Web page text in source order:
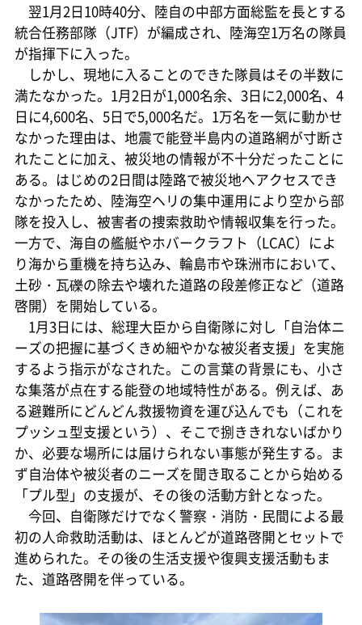
翌1月2日10時40分、陸自の中部方面総監を長とする
統合任務部隊（JTF）が編成され、陸海空1万名の隊員
が指揮下に入った。
しかし、現地に入ることのできた隊員はその半数に
満たなかった。1月2日が1,000名余、3日に2,000名、4
日に4,600名、5日で5,000名だ。1万名を一気に動かせ
なかった理由は、地震で能登半島内の道路網が寸断さ
れたことに加え、被災地の情報が不十分だったことに
ある。はじめの2日間は陸路で被災地へアクセスでき
なかったため、陸海空ヘリの集中運用により空から部
隊を投入し、被害者の捜索救助や情報収集を行った。
一方で、海自の艦艇やホバークラフト（LCAC）によ
り海から重機を持ち込み、輪島市や珠洲市において、
土砂・瓦礫の除去や壊れた道路の段差修正など（道路
啓開）を開始している。
1月3日には、総理大臣から自衛隊に対し「自治体ニ
ーズの把握に基づくきめ細やかな被災者支援」を実施
するよう指示がなされた。この言葉の背景にも、小さ
な集落が点在する能登の地域特性がある。例えば、あ
る避難所にどんどん救援物資を運び込んでも（これを
プッシュ型支援という）、そこで捌ききれないばかり
か、必要な場所には届けられない事態が発生する。ま
ず自治体や被災者のニーズを聞き取ることから始める
「プル型」の支援が、その後の活動方針となった。
今回、自衛隊だけでなく警察・消防・民間による最
初の人命救助活動は、ほとんどが道路啓開とセットで
進められた。その後の生活支援や復興支援活動もま
た、道路啓開を伴っている。